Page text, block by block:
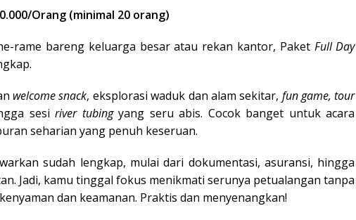
Orang (minimal 20 orang)
rame bareng keluarga besar atau rekan kantor, Paket Full Day
welcome snack, eksplorasi waduk dan alam sekitar, fun game, tour
sesiriver tubingyang seru abis. Cocok banget untuk acara
seharian yang penuh keseruan.
sudah lengkap, mulai dari dokumentasi, asuransi, hingga
Jadi, kamu tinggal fokus menikmati serunya petualangan tanpa
dan keamanan. Praktis dan menyenangkan!